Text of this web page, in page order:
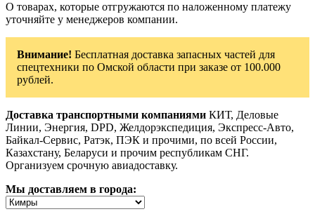
О товарах, которые отгружаются по наложенному платежу
уточняйте у менеджеров компании.
Внимание! Бесплатная доставка запасных частей для
спецтехники по Омской области при заказе от 100.000
рублей.
Доставка транспортными компаниями КИТ, Деловые
Линии, Энергия, DPD, Желдорэкспедиция, Экспресс-Авто,
Байкал-Сервис, Ратэк, ПЭК и прочими, по всей России,
Казахстану, Беларуси и прочим республикам СНГ.
Организуем срочную авиадоставку.
Мы доставляем в города: